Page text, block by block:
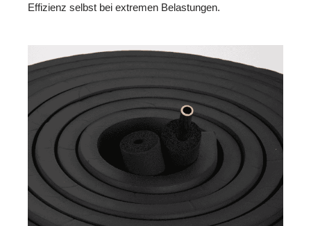
Effizienz selbst bei extremen Belastungen.